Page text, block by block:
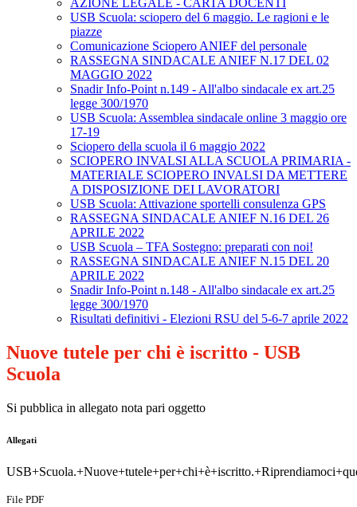
AZIONE LEGALE - CARTA DOCENTI
USB Scuola: sciopero del 6 maggio. Le ragioni e le
piazze
Comunicazione Sciopero ANIEF del personale
RASSEGNA SINDACALE ANIEF N.17 DEL 02
MAGGIO 2022
Snadir Info-Point n.149 - All'albo sindacale ex art.25
legge 300/1970
USB Scuola: Assemblea sindacale online 3 maggio ore
17-19
Sciopero della scuola il 6 maggio 2022
SCIOPERO INVALSI ALLA SCUOLA PRIMARIA -
MATERIALE SCIOPERO INVALSI DA METTERE
A DISPOSIZIONE DEI LAVORATORI
USB Scuola: Attivazione sportelli consulenza GPS
RASSEGNA SINDACALE ANIEF N.16 DEL 26
APRILE 2022
USB Scuola – TFA Sostegno: preparati con noi!
RASSEGNA SINDACALE ANIEF N.15 DEL 20
APRILE 2022
Snadir Info-Point n.148 - All'albo sindacale ex art.25
legge 300/1970
Risultati definitivi - Elezioni RSU del 5-6-7 aprile 2022
Nuove tutele per chi è iscritto - USB
Scuola
Si pubblica in allegato nota pari oggetto
Allegati
File PDF